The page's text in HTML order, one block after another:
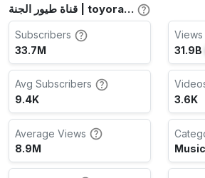
قناة طيور الجنة | toyoraljanahtv Channel Stats
Subscribers
33.7M
Views
31.9B
Avg Subscribers
9.4K
3.6K
Average Views
8.9M
Music